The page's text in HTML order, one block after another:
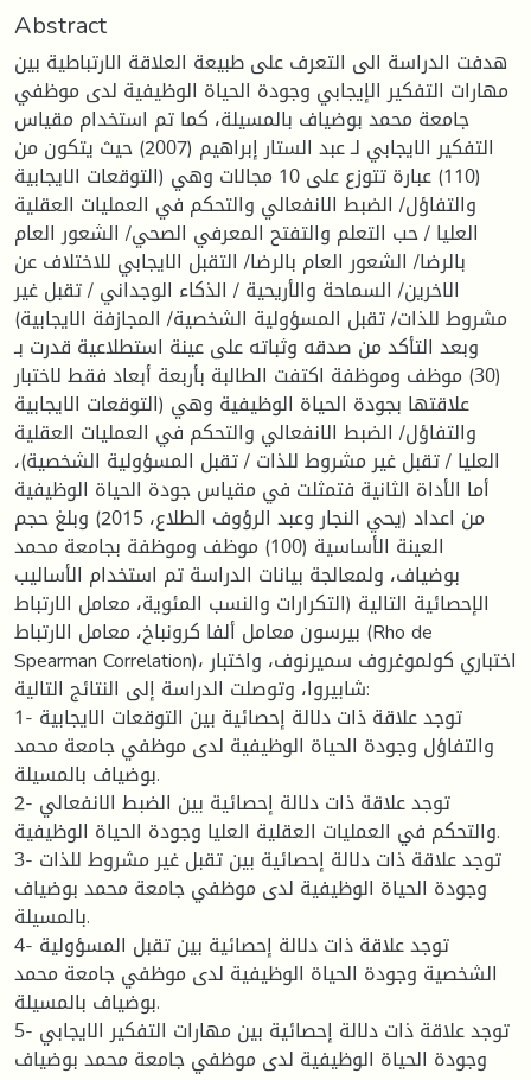
Abstract
هدفت الدراسة الى التعرف على طبيعة العلاقة الارتباطية بين
مهارات التفكير الإيجابي وجودة الحياة الوظيفية لدى موظفي
جامعة محمد بوضياف بالمسيلة، كما تم استخدام مقياس
التفكير الايجابي لـ عبد الستار إبراهيم (2007) حيث يتكون من
(110) عبارة تتوزع على 10 مجالات وهي (التوقعات الايجابية
والتفاؤل/ الضبط الانفعالي والتحكم في العمليات العقلية
العليا / حب التعلم والتفتح المعرفي الصحي/ الشعور العام
بالرضا/ الشعور العام بالرضا/ التقبل الايجابي للاختلاف عن
الاخرين/ السماحة والأريحية / الذكاء الوجداني / تقبل غير
مشروط للذات/ تقبل المسؤولية الشخصية/ المجازفة الايجابية)
وبعد التأكد من صدقه وثباته على عينة استطلاعية قدرت بـ
(30) موظف وموظفة اكتفت الطالبة بأربعة أبعاد فقط لاختبار
علاقتها بجودة الحياة الوظيفية وهي (التوقعات الايجابية
والتفاؤل/ الضبط الانفعالي والتحكم في العمليات العقلية
العليا / تقبل غير مشروط للذات / تقبل المسؤولية الشخصية)،
أما الأداة الثانية فتمثلت في مقياس جودة الحياة الوظيفية
من اعداد (يحي النجار وعبد الرؤوف الطلاع، 2015) وبلغ حجم
العينة الأساسية (100) موظف وموظفة بجامعة محمد
بوضياف، ولمعالجة بيانات الدراسة تم استخدام الأساليب
الإحصائية التالية (التكرارات والنسب المئوية، معامل الارتباط
بيرسون معامل ألفا كرونباخ، معامل الارتباط (Rho de
Spearman Correlation)، اختباري كولموغروف سميرنوف، واختبار
شابيروا، وتوصلت الدراسة إلى النتائج التالية:
1- توجد علاقة ذات دلالة إحصائية بين التوقعات الايجابية
والتفاؤل وجودة الحياة الوظيفية لدى موظفي جامعة محمد
بوضياف بالمسيلة.
2- توجد علاقة ذات دلالة إحصائية بين الضبط الانفعالي
والتحكم في العمليات العقلية العليا وجودة الحياة الوظيفية.
3- توجد علاقة ذات دلالة إحصائية بين تقبل غير مشروط للذات
وجودة الحياة الوظيفية لدى موظفي جامعة محمد بوضياف
بالمسيلة.
4- توجد علاقة ذات دلالة إحصائية بين تقبل المسؤولية
الشخصية وجودة الحياة الوظيفية لدى موظفي جامعة محمد
بوضياف بالمسيلة.
5- توجد علاقة ذات دلالة إحصائية بين مهارات التفكير الايجابي
وجودة الحياة الوظيفية لدى موظفي جامعة محمد بوضياف